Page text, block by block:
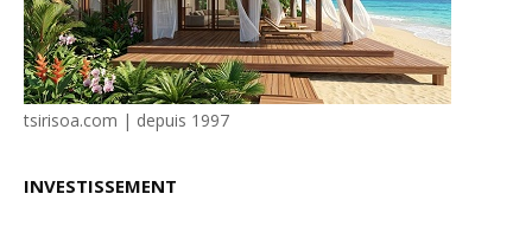
tsirisoa.com | depuis 1997
INVESTISSEMENT